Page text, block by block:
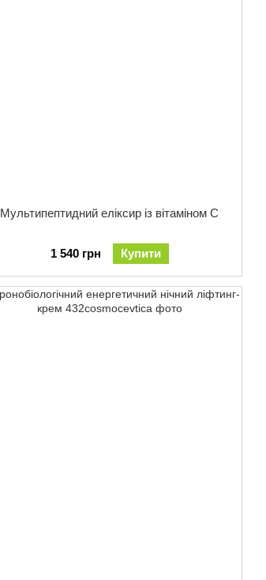
Мультипептидний еліксир із вітаміном С
1 540 грн Купити